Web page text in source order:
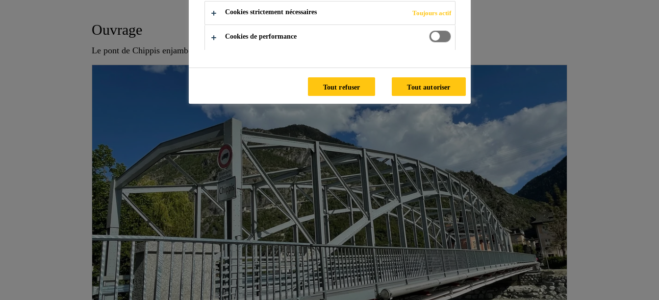
Ouvrage
Le pont de Chippis enjambe le Rhône et relie les communes de Chippis et de Sierre.
Cookies strictement nécessaires Toujours actif
Cookies de performance
Tout refuser Tout autoriser